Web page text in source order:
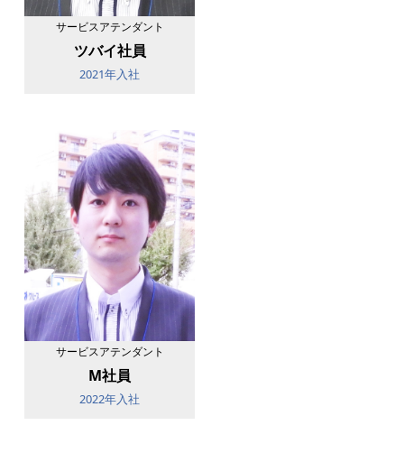
サービスアテンダント
ツバイ社員
2021年入社
サービスアテンダント
M社員
2022年入社